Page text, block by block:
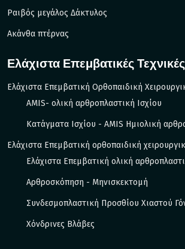
Ραιβός μεγάλος Δάκτυλος
Ακάνθα πτέρνας
Ελάχιστα Επεμβατικές Τεχνικές
Ελάχιστα Επεμβατική Ορθοπαιδική
AMIS- ολική αρθροπλαστική Ισχίου
Κατάγματα Ισχίου - ΑΜIS Ημιολική
Ελάχιστα Επεμβατική ορθοπαιδική
Ελάχιστα Επεμβατική ολική
Αρθροσκόπηση - Μηνισκεκτομή
Συνδεσμοπλαστική Προσθίου Χιαστού
Χόνδρινες Βλάβες